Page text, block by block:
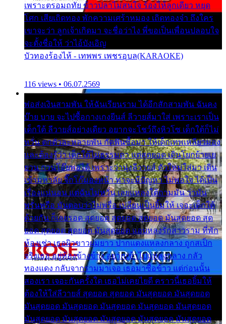
เพราะตรอมฤทัย ข้าวปลาไม่สนใจ ร้องไห้ลูกเดียว หยุด
โศก เสียเถิดทอง พักความเศร้าหมอง เถิดทองจ๋า ถึงใคร
เขาจะว่า ลูกเจ้าเกิดมา จะชื่อว่าไง พี่ขอเป็นเพื่อนปลอบใจ
จะตั้งชื่อให้ ว่าไอ้บังเอิญ
บัวทองร้องไห้ - เทพพร เพชรอุบล(KARAOKE)
116 views • 06.07.2569
พ่อส่งเงินสามพัน ให้ฉันเรียนราม ได้อีกสักสามพัน ฉันคง
บ๊าย บาย จะไปซื้อกางเกงยีนส์ ลีวายส์มาใส่ เพราะเราเป็น
เด็กใต้ ลีวายส์อย่างเดียว อยากจะโชว์ถึงหิวโซ เด็กใต้ก็ไม่
หวั่น ตกตัวละหลายพัน กัดฟันซื้อมา ให้เด็กเทพเหลียวมอง
และต้องรู้ว่า เด็กใต้ไม่ธรรมดา แต่สุดยอด เดินโยกย้ายเย
ยวน กวนโอ๊ยพอได้ เพราะว่านุ่งลีวายส์ ตัวใหม่ใส่มา เดิน
เข้ามหาลัย จิ๊กโก๊มองหน้า ท่าจะมีปัญหา ไม่พอใจ ได้เป็น
เรื่องแน่นอน แต่ฉันไม่หวั่น เลยแหลงใต้ถามมัน ว่ามัน
พรั่นพรือ มันตอบว่าไม่พรื่อ เปลี่ยนเป็นยิ้มให้ เจอะเด็กใต้
ด้วยกัน ก็เลยรอด สุดยอด สุดยอด สุดยอด มันสุดยอด สุด
ยอด สุดยอด สุดยอด มันสุดยอด แอบหลงรักสาวราม ที่พัก
ห้องเช่า เธอผิวขาวผมยาว ปากแดงแหลงกลาง ถูกสเป็ก
จริงเธอ อยู่ห้องข้างข้าง อยากเข้าไปแหลงกลาง กลัว
ทองแดง กลับจากรามมาเจอ เธอมาซื้อข้าว แต่ก่อนนั้น
สองเรา เจอะกันครั้งใด เธอไม่เคยไยดี คราวนี้เธอยิ้มให้
ต้องให้ใส่ลีวายส์ สุดยอด สุดยอด มันสุดยอด มันสุดยอด
มันสุดยอด มันสุดยอด มันสุดยอด มันสุดยอด มันสุดยอด
มันสุดยอด มันสุดยอด มันสุดยอด มันสุดยอด มันสุดยอด